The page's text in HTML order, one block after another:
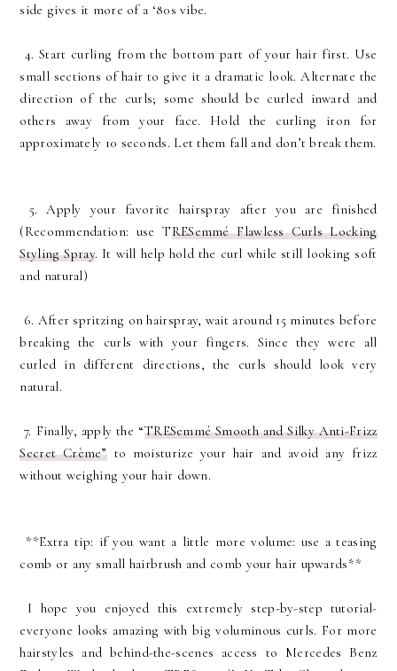
side gives it more of a ‘80s vibe.
4. Start curling from the bottom part of your hair first. Use
small sections of hair to give it a dramatic look. Alternate the
direction of the curls; some should be curled inward and
others away from your face. Hold the curling iron for
approximately 10 seconds. Let them fall and don’t break them.
5. Apply your favorite hairspray after you are finished
(Recommendation: use TRESemmé Flawless Curls Locking
Styling Spray. It will help hold the curl while still looking soft
and natural)
6. After spritzing on hairspray, wait around 15 minutes before
breaking the curls with your fingers. Since they were all
curled in different directions, the curls should look very
natural.
7. Finally, apply the “TRESemmé Smooth and Silky Anti-Frizz
Secret Crème”to moisturize your hair and avoid any frizz
without weighing your hair down.
**Extra tip: if you want a little more volume: use a teasing
comb or any small hairbrush and comb your hair upwards**
I hope you enjoyed this extremely step-by-step tutorial-
everyone looks amazing with big voluminous curls. For more
hairstyles and behind-the-scenes access to Mercedes Benz